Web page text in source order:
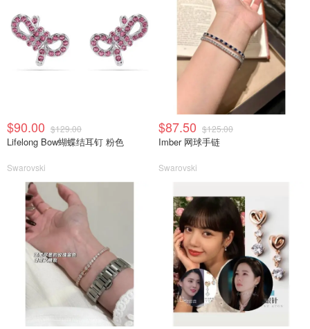
$90.00 $129.00
Lifelong Bow蝴蝶结耳钉 粉色
Swarovski
$87.50 $125.00
Imber 网球手链
Swarovski